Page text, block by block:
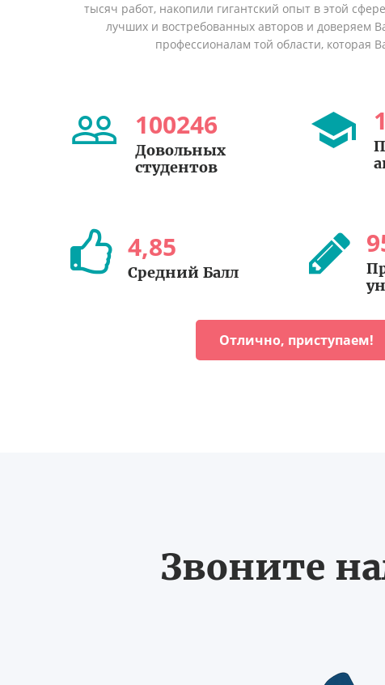
тысяч работ, накопили гигантский опыт в этой
лучших и востребованных авторов и доверяем
профессионалам той области, которая
100246
Довольных
студентов
4,85
Средний Балл
Отлично, приступаем!
Звоните